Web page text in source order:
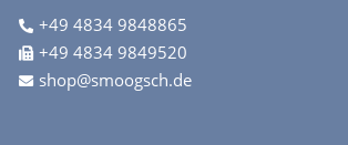
+49 4834 9848865
+49 4834 9849520
shop@smoogsch.de